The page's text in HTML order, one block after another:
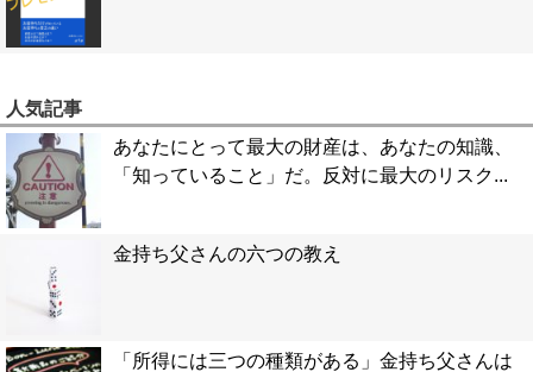
人気記事
あなたにとって最大の財産は、あなたの知識、
「知っていること」だ。反対に最大のリスク...
金持ち父さんの六つの教え
「所得には三つの種類がある」金持ち父さんは